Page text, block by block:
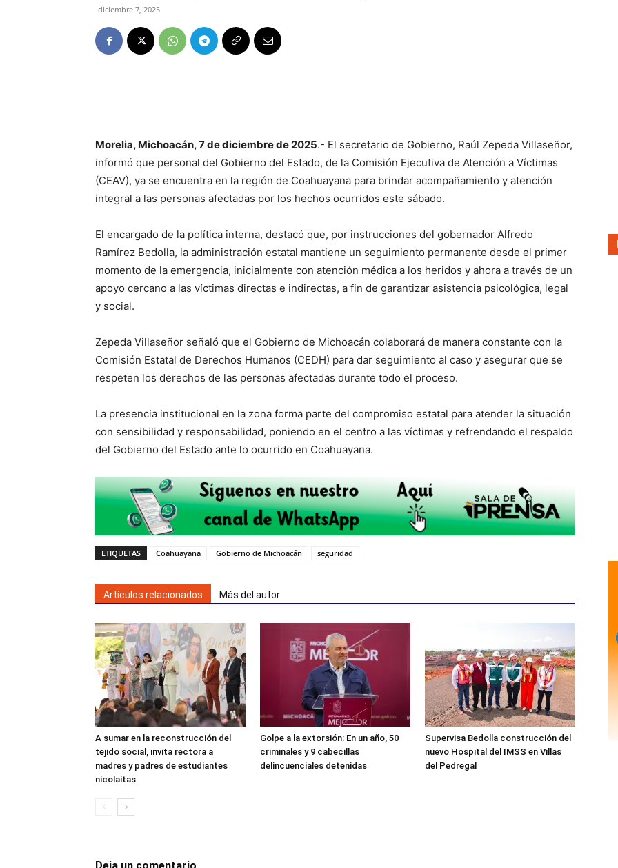
diciembre 7, 2025
Morelia, Michoacán, 7 de diciembre de 2025.- El secretario de Gobierno, Raúl Zepeda Villaseñor,
informó que personal del Gobierno del Estado, de la Comisión Ejecutiva de Atención a Víctimas
(CEAV), ya se encuentra en la región de Coahuayana para brindar acompañamiento y atención
integral a las personas afectadas por los hechos ocurridos este sábado.
El encargado de la política interna, destacó que, por instrucciones del gobernador Alfredo
Ramírez Bedolla, la administración estatal mantiene un seguimiento permanente desde el primer
momento de la emergencia, inicialmente con atención médica a los heridos y ahora a través de un
apoyo cercano a las víctimas directas e indirectas, a fin de garantizar asistencia psicológica, legal
y social.
Zepeda Villaseñor señaló que el Gobierno de Michoacán colaborará de manera constante con la
Comisión Estatal de Derechos Humanos (CEDH) para dar seguimiento al caso y asegurar que se
respeten los derechos de las personas afectadas durante todo el proceso.
La presencia institucional en la zona forma parte del compromiso estatal para atender la situación
con sensibilidad y responsabilidad, poniendo en el centro a las víctimas y refrendando el respaldo
del Gobierno del Estado ante lo ocurrido en Coahuayana.
ETIQUETAS Coahuayana Gobierno de Michoacán seguridad
Artículos relacionados Más del autor
A sumar en la reconstrucción del
tejido social, invita rectora a
madres y padres de estudiantes
nicolaitas
Golpe a la extorsión: En un año, 50
criminales y 9 cabecillas
delincuenciales detenidas
Supervisa Bedolla construcción del
nuevo Hospital del IMSS en Villas
del Pedregal